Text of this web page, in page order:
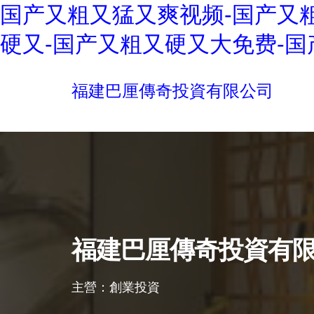
国产又粗又猛又爽视频-国产又
硬又-国产又粗又硬又大免费-
福建巴厘傳奇投資有限公司
福建巴厘傳奇投資有
主營：創業投資